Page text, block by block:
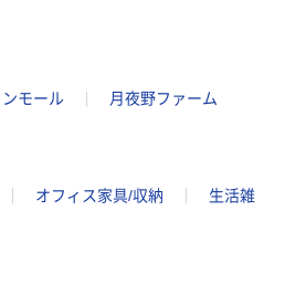
モール 月夜野ファーム
オフィス家具/収納
生活雑